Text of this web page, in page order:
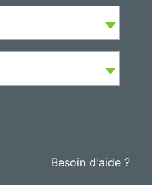
Besoin d'aide ?